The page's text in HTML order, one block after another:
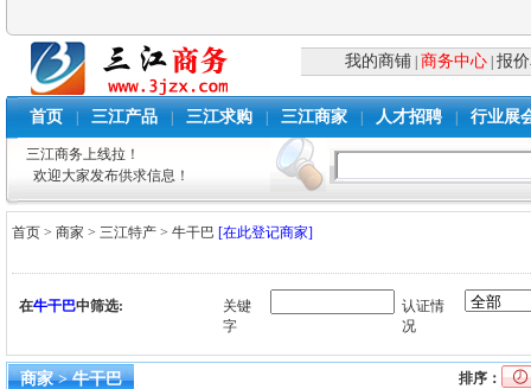
我的商铺 商务中心 |报
首页 三江产品 三江求购 三江商家 人才招聘 行业展
三江商务上线拉！
欢迎大家发布供求信息！
首页 >商家 >三江特产 >牛干巴 [在此登记商家]
在牛干巴中筛选:
关键
字
认证情
况
商家 > 牛干巴 排序：